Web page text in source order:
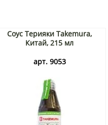
Соус Терияки Takemura,
Китай, 215 мл
арт. 9053